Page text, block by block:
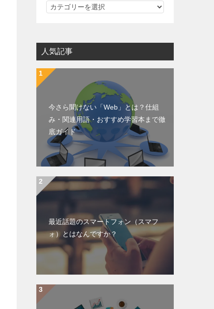
PC・IT・WEBの基礎知識カテゴリ一覧
人気記事
今さら聞けない「Web」とは？仕組
み・関連用語・おすすめ学習本まで徹
底ガイド
最近話題のスマートフォン（スマフ
ォ）とはなんですか？